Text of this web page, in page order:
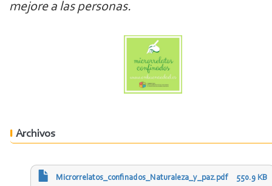
mejore a las personas.
Archivos
Microrrelatos_confinados_Naturaleza_y_paz.pdf 550.9 KB